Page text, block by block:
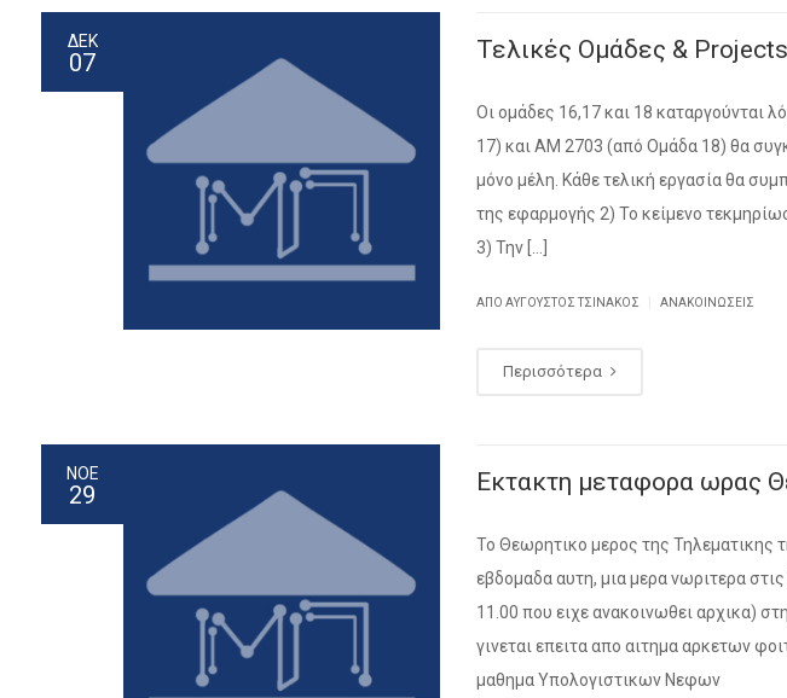
ΔΕΚ
07 Τελικές Ομάδες &
Οι ομάδες 16,17 και 18
17) και ΑΜ 2703 (από Ομάδα 18) θα
μόνο μέλη. Κάθε τελική εργασία θα
της εφαρμογής 2) Το κείμενο
3) Την […]
ΑΠΌΑΎΓΟΥΣΤΟΣ ΤΣΙΝΆΚΟΣ ΑΝΑΚΟΙΝΏΣΕΙΣ
Περισσότερα
ΝΟΕ
29 Εκτακτη μεταφορα ωρας
Το Θεωρητικο μερος της Τηλεματικης
εβδομαδα αυτη, μια μερα νωριτερα
11.00 που ειχε ανακοινωθει αρχικα)
γινεται επειτα απο αιτημα αρκετων
μαθημα Υπολογιστικων Νεφων